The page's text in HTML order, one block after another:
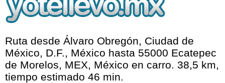
Ruta desde Álvaro Obregón, Ciudad de
México, D.F., México hasta 55000 Ecatepec
de Morelos, MEX, México en carro. 38,5 km,
tiempo estimado 46 min.